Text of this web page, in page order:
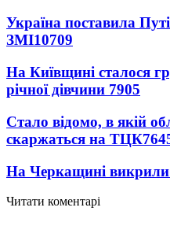
Україна поставила
ЗМІ10709
На Київщині сталося
річної дівчини 7905
Стало відомо, в якій
скаржаться на ТЦК
На Черкащині
Читати коментарі